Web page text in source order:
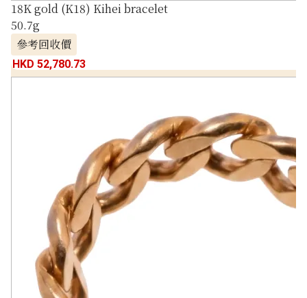
18K gold (K18) Kihei bracelet
50.7g
參考回收價
HKD 52,780.73